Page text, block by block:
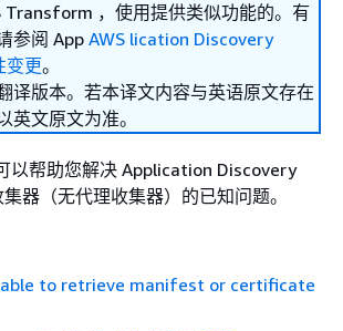
Transform ，使用提供类似功能的。有
参阅 App AWS lication Discovery
变更。
译版本。若本译文内容与英语原文存在
英文原文为准。
以帮助您解决 Application Discovery
器（无代理收集器）的已知问题。
to retrieve manifest or certificate